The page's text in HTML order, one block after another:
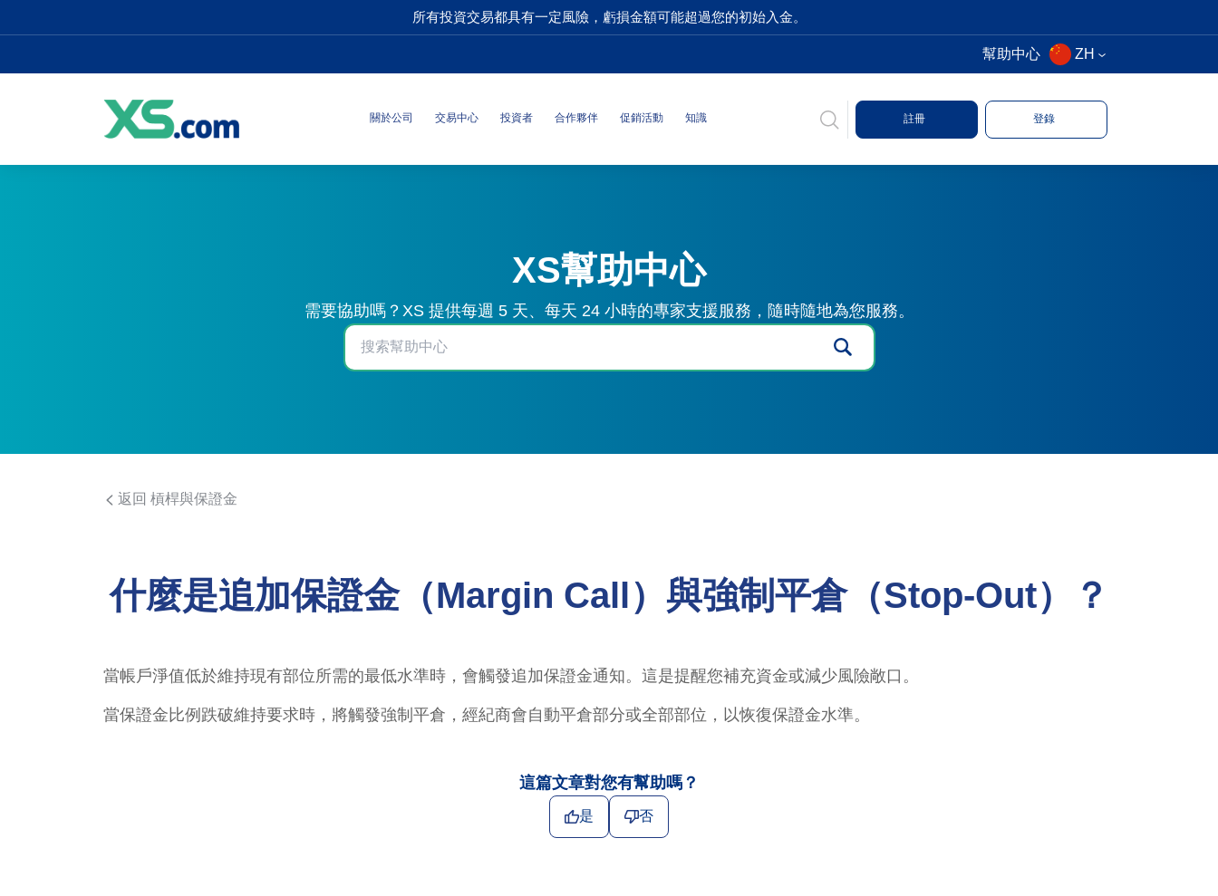
所有投資交易都具有一定風險，虧損金額可能超過您的初始入金。
幫助中心 ZH
關於公司 交易中心 投資者 合作夥伴 促銷活動 知識 註冊 登錄
XS幫助中心
需要協助嗎？XS 提供每週 5 天、每天 24 小時的專家支援服務，隨時隨地為您服務。
返回 槓桿與保證金
什麼是追加保證金（Margin Call）與強制平倉（Stop-Out）？
當帳戶淨值低於維持現有部位所需的最低水準時，會觸發追加保證金通知。這是提醒您補充資金或減少風險敞口。
當保證金比例跌破維持要求時，將觸發強制平倉，經紀商會自動平倉部分或全部部位，以恢復保證金水準。
這篇文章對您有幫助嗎？
是 否